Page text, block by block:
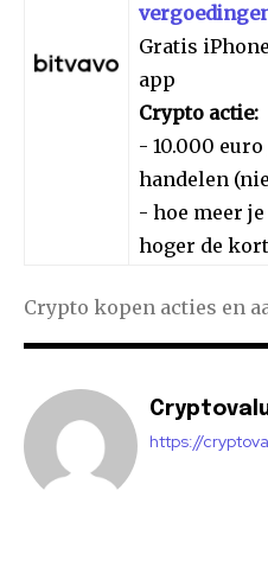
Gratis
app
Crypto actie:
- 10.000
handelen
- hoe meer
hoger de
Crypto kopen acties en
https://